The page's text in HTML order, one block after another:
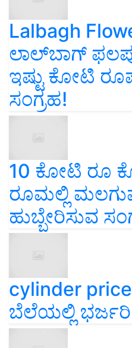
Lalbagh
ಲಾಲ್‌ಬಾಗ್
ಇಷ್ಟು ಕೋಟಿ
ಸಂಗ್ರಹ!
10 ಕೋಟಿ ರೂ
ರೂಮಲ್ಲಿ
ಹುಬ್ಬೇರಿಸುವ
cylinder
ಬೆಲೆಯಲ್ಲಿ